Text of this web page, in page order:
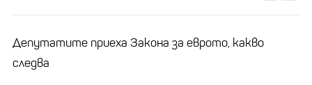
Депутатите приеха Закона за еврото, какво
следва